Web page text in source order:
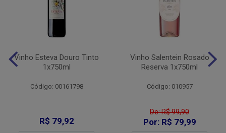
Vinho Esteva Douro Tinto
1x750ml
Código: 00161798
R$ 79,92
Vinho Salentein Rosado
Reserva 1x750ml
Código: 010957
De: R$ 99,90
Por: R$ 79,99